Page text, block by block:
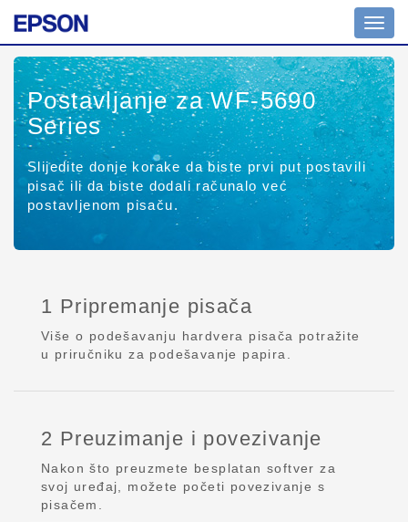
Postavljanje za WF-5690
Series
Slijedite donje korake da biste prvi put postavili
pisač ili da biste dodali računalo već
postavljenom pisaču.
1 Pripremanje pisača
Više o podešavanju hardvera pisača potražite
u priručniku za podešavanje papira.
2 Preuzimanje i povezivanje
Nakon što preuzmete besplatan softver za
svoj uređaj, možete početi povezivanje s
pisačem.